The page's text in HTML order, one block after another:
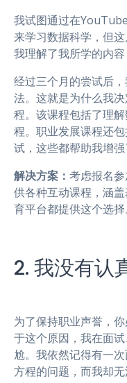
我试图通过在
来学习数据科学，但
我理解了我所学的内容
经过三个月的尝试后
法。这就是为什么我
程。该课程包括了理
程。职业发展课程还
试，这些都帮助我增
解决方案： 考虑报名
供各种互动课程，涵
育平台都提供这个选择
2. 我没有认
为了保持职业声誉，
于这个原因，我在面
尬。我依然记得有一
方程的问题，而我却